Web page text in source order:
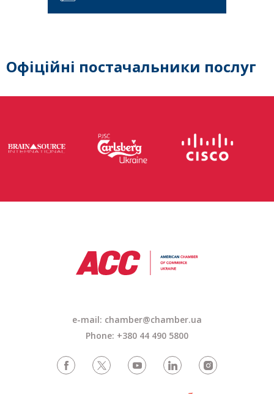
Офіційні постачальники послуг
e-mail: chamber@chamber.ua
Phone: +380 44 490 5800